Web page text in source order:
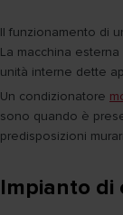
Il funzionamento di
La macchina
unità interne dette
Un condizionatore
sono quando è
predisposizioni
Impianto di